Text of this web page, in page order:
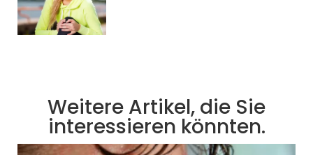
Weitere Artikel, die Sie
interessieren könnten.